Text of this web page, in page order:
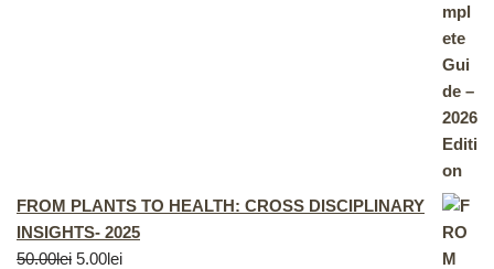
FROM PLANTS TO HEALTH: CROSS DISCIPLINARY
INSIGHTS- 2025
50.00lei 5.00lei